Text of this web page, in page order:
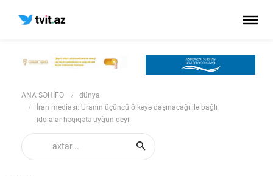
ANA SƏHİFƏ
dünya
İran mediası: Uranın üçüncü ölkəyə daşınacağı ilə bağlı
iddialar həqiqətə uyğun deyil